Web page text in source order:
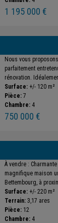
1 195 000 €
Nous vous
parfaitement
rénovation.
Surface: +/- 120 m²
Pièce: 7
Chambre: 4
750 000 €
À vendre :
magnifique maison
Bettembourg, à
Surface: +/- 220 m²
Terrain: 3,17 ares
Pièce: 12
Chambre: 4